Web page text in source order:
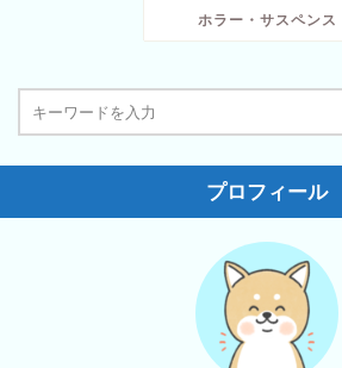
ホラー・サスペンス
プロフィール